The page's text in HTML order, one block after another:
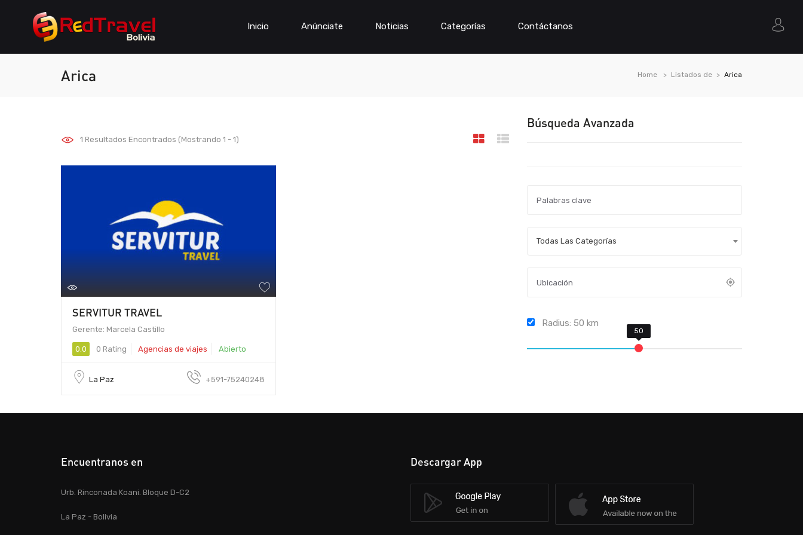
Inicio Anúnciate Noticias Categorías Contáctanos
Arica Home Listados de Arica
Búsqueda Avanzada
Todas Las Categorías
Radius:50 km
1 Resultados Encontrados (Mostrando 1 - 1)
SERVITUR TRAVEL
Gerente: Marcela Castillo
0.0 0 Rating Agencias de viajes Abierto
La Paz +591-75240248
Encuentranos en
Urb. Rinconada Koani. Bloque D-C2
La Paz - Bolivia
Descargar App